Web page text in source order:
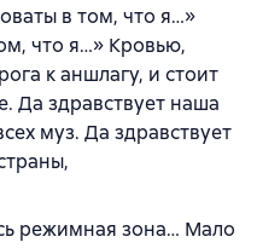
в том, что я…»
что я…» Кровью,
к аншлагу, и стоит
Да здравствует наша
муз. Да здравствует
режимная зона… Мало